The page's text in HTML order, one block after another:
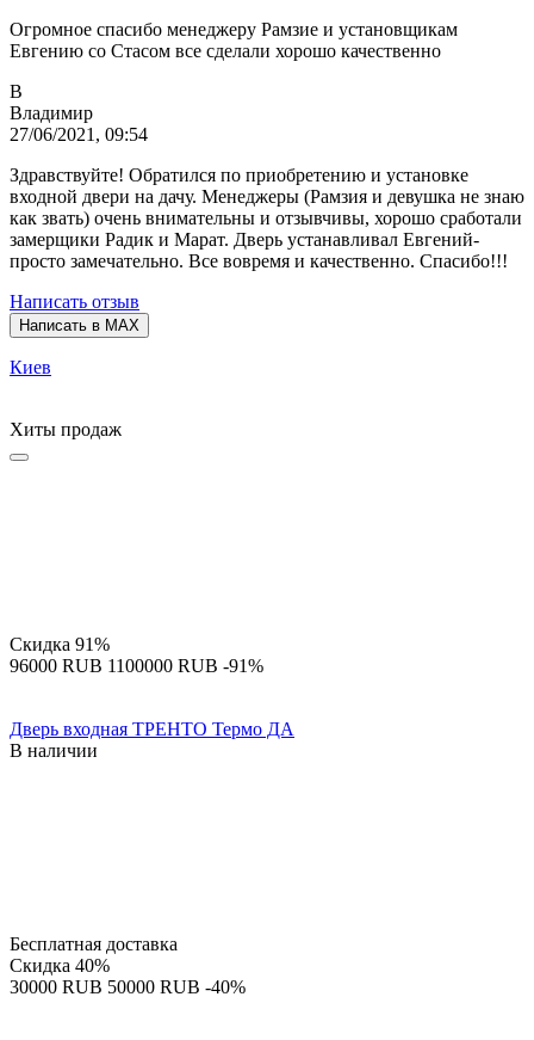
Огромное спасибо менеджеру Рамзие и установщикам
Евгению со Стасом все сделали хорошо качественно
В
Владимир
27/06/2021, 09:54
Здравствуйте! Обратился по приобретению и установке
входной двери на дачу. Менеджеры (Рамзия и девушка не знаю
как звать) очень внимательны и отзывчивы, хорошо сработали
замерщики Радик и Марат. Дверь устанавливал Евгений-
просто замечательно. Все вовремя и качественно. Спасибо!!!
Написать отзыв
Написать в MAX
Киев
Хиты продаж
Скидка 91%
‍96000‍ RUB ‍1100000‍ RUB -91%
Дверь входная ТРЕНТО Термо ДА
В наличии
Бесплатная доставка
Скидка 40%
‍30000‍ RUB ‍50000‍ RUB -40%